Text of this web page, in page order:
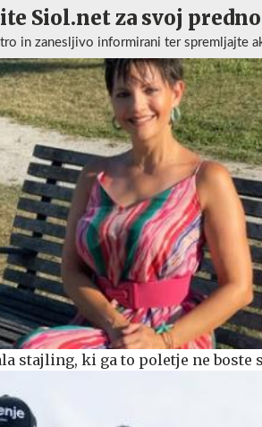
Siol.net za svoj
in zanesljivo informirani ter spremljajte
stajling, ki ga to poletje ne boste